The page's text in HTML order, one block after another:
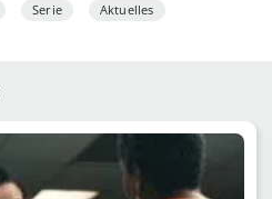
Serie Aktuelles